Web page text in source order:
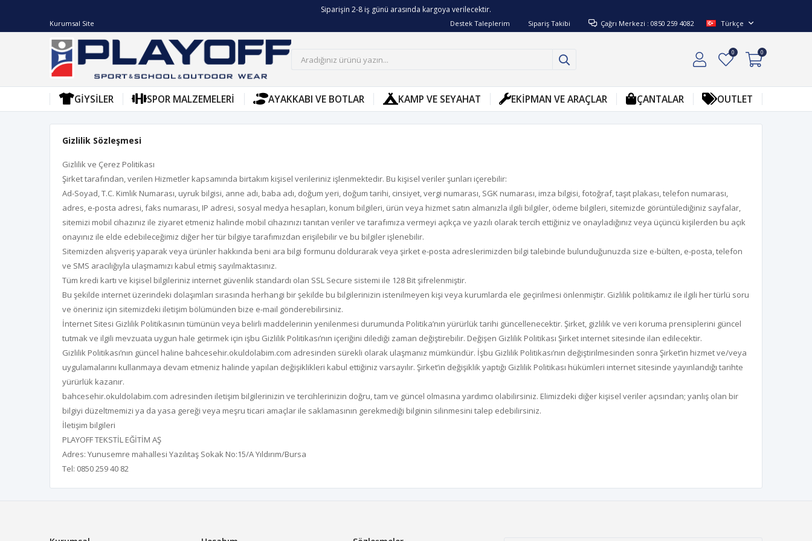
Siparişin 2-8 iş günü arasında kargoya verilecektir.
Kurumsal Site Destek Taleplerim Sipariş Takibi Çağrı Merkezi : 0850 259 4082 Türkçe
0 0
GIYSILER SPOR MALZEMELERI AYAKKABI VE BOTLAR KAMP VE SEYAHAT EKIPMAN VE ARAÇLAR ÇANTALAR OUTLET
Gizlilik Sözleşmesi
Gizlilik ve Çerez Politikası
Şirket tarafından, verilen Hizmetler kapsamında birtakım kişisel verileriniz işlenmektedir. Bu kişisel veriler şunları içerebilir:
Ad-Soyad, T.C. Kimlik Numarası, uyruk bilgisi, anne adı, baba adı, doğum yeri, doğum tarihi, cinsiyet, vergi numarası, SGK numarası, imza bilgisi, fotoğraf, taşıt plakası, telefon numarası,
adres, e-posta adresi, faks numarası, IP adresi, sosyal medya hesapları, konum bilgileri, ürün veya hizmet satın almanızla ilgili bilgiler, ödeme bilgileri, sitemizde görüntülediğiniz sayfalar,
sitemizi mobil cihazınız ile ziyaret etmeniz halinde mobil cihazınızı tanıtan veriler ve tarafımıza vermeyi açıkça ve yazılı olarak tercih ettiğiniz ve onayladığınız veya üçüncü kişilerden bu açık
onayınız ile elde edebileceğimiz diğer her tür bilgiye tarafımızdan erişilebilir ve bu bilgiler işlenebilir.
Sitemizden alışveriş yaparak veya ürünler hakkında beni ara bilgi formunu doldurarak veya şirket e-posta adreslerimizden bilgi talebinde bulunduğunuzda size e-bülten, e-posta, telefon
ve SMS aracılığıyla ulaşmamızı kabul etmiş sayılmaktasınız.
Tüm kredi kartı ve kişisel bilgileriniz internet güvenlik standardı olan SSL Secure sistemi ile 128 Bit şifrelenmiştir.
Bu şekilde internet üzerindeki dolaşımları sırasında herhangi bir şekilde bu bilgilerinizin istenilmeyen kişi veya kurumlarda ele geçirilmesi önlenmiştir. Gizlilik politikamız ile ilgili her türlü soru
ve öneriniz için sitemizdeki iletişim bölümünden bize e-mail gönderebilirsiniz.
İnternet Sitesi Gizlilik Politikasının tümünün veya belirli maddelerinin yenilenmesi durumunda Politika’nın yürürlük tarihi güncellenecektir. Şirket, gizlilik ve veri koruma prensiplerini güncel
tutmak ve ilgili mevzuata uygun hale getirmek için işbu Gizlilik Politikası’nın içeriğini dilediği zaman değiştirebilir. Değişen Gizlilik Politikası Şirket internet sitesinde ilan edilecektir.
Gizlilik Politikası’nın güncel haline bahcesehir.okuldolabim.com adresinden sürekli olarak ulaşmanız mümkündür. İşbu Gizlilik Politikası’nın değiştirilmesinden sonra Şirket’in hizmet ve/veya
uygulamalarını kullanmaya devam etmeniz halinde yapılan değişiklikleri kabul ettiğiniz varsayılır. Şirket’in değişiklik yaptığı Gizlilik Politikası hükümleri internet sitesinde yayınlandığı tarihte
yürürlük kazanır.
bahcesehir.okuldolabim.com adresinden iletişim bilgilerinizin ve tercihlerinizin doğru, tam ve güncel olmasına yardımcı olabilirsiniz. Elimizdeki diğer kişisel veriler açısından; yanlış olan bir
bilgiyi düzeltmemizi ya da yasa gereği veya meşru ticari amaçlar ile saklamasının gerekmediği bilginin silinmesini talep edebilirsiniz.
İletişim bilgileri
PLAYOFF TEKSTİL EĞİTİM AŞ
Adres: Yunusemre mahallesi Yazılıtaş Sokak No:15/A Yıldırım/Bursa
Tel: 0850 259 40 82